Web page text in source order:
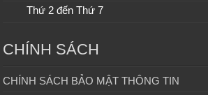
Thứ 2 đến Thứ 7
CHÍNH SÁCH
CHÍNH SÁCH BẢO MẬT THÔNG TIN